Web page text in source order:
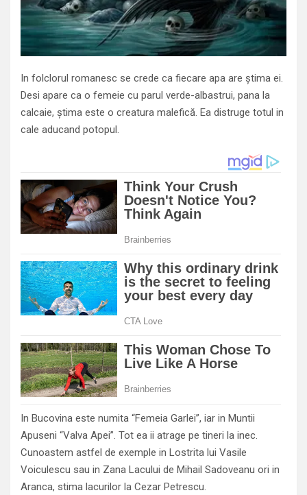
In folclorul romanesc se crede ca fiecare apa are știma ei.
Desi apare ca o femeie cu parul verde-albastrui, pana la
calcaie, știma este o creatura malefică. Ea distruge totul in
cale aducand potopul.
In Bucovina este numita “Femeia Garlei”, iar in Muntii
Apuseni “Valva Apei”. Tot ea ii atrage pe tineri la inec.
Cunoastem astfel de exemple in Lostrita lui Vasile
Voiculescu sau in Zana Lacului de Mihail Sadoveanu ori in
Aranca, stima lacurilor la Cezar Petrescu.